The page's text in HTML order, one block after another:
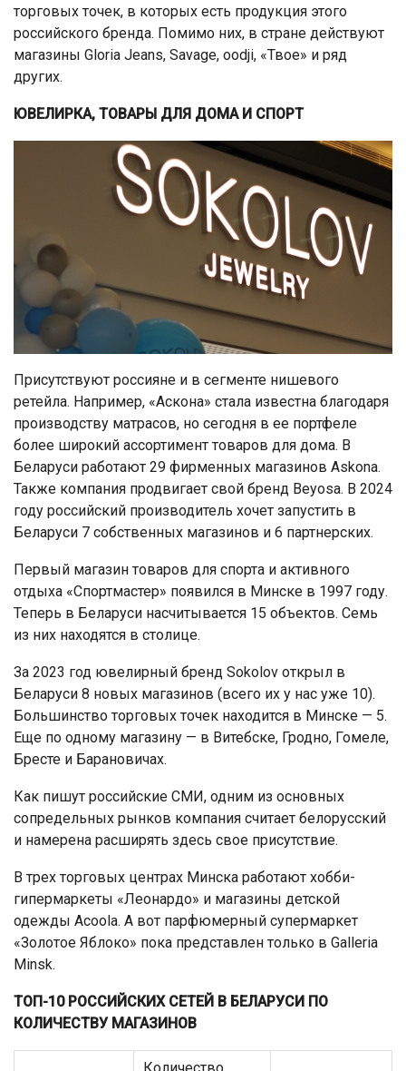
торговых точек, в которых есть продукция этого
российского бренда. Помимо них, в стране действуют
магазины Gloria Jeans, Savage, oodji, «Твое» и ряд
других.
ЮВЕЛИРКА, ТОВАРЫ ДЛЯ ДОМА И СПОРТ
Присутствуют россияне и в сегменте нишевого
ретейла. Например, «Аскона» стала известна благодаря
производству матрасов, но сегодня в ее портфеле
более широкий ассортимент товаров для дома. В
Беларуси работают 29 фирменных магазинов Askona.
Также компания продвигает свой бренд Beyosa. В 2024
году российский производитель хочет запустить в
Беларуси 7 собственных магазинов и 6 партнерских.
Первый магазин товаров для спорта и активного
отдыха «Спортмастер» появился в Минске в 1997 году.
Теперь в Беларуси насчитывается 15 объектов. Семь
из них находятся в столице.
За 2023 год ювелирный бренд Sokolov открыл в
Беларуси 8 новых магазинов (всего их у нас уже 10).
Большинство торговых точек находится в Минске — 5.
Еще по одному магазину — в Витебске, Гродно, Гомеле,
Бресте и Барановичах.
Как пишут российские СМИ, одним из основных
сопредельных рынков компания считает белорусский
и намерена расширять здесь свое присутствие.
В трех торговых центрах Минска работают хобби-
гипермаркеты «Леонардо» и магазины детской
одежды Acoola. А вот парфюмерный супермаркет
«Золотое Яблоко» пока представлен только в Galleria
Minsk.
ТОП-10 РОССИЙСКИХ СЕТЕЙ В БЕЛАРУСИ ПО
КОЛИЧЕСТВУ МАГАЗИНОВ